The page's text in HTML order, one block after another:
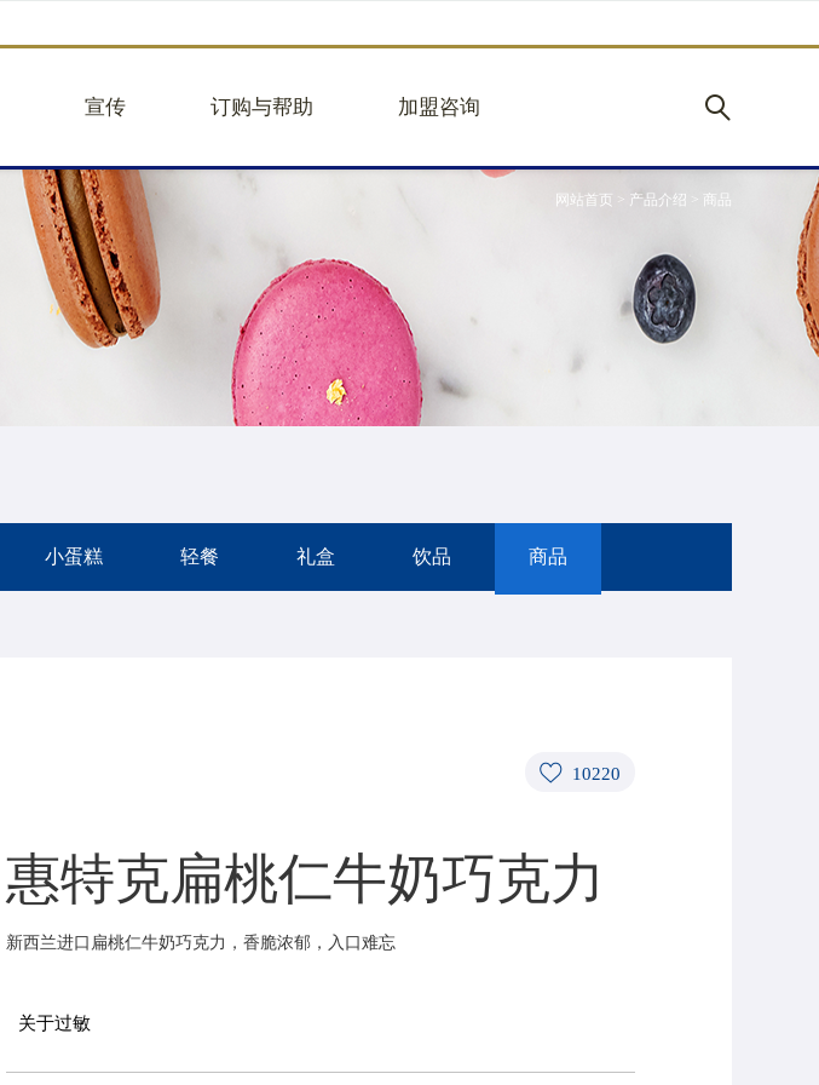
宣传
往期活动
往期新闻
品牌合作
订购与帮助
帮助中心
举报违规
加盟咨询
网站首页 > 产品介绍 > 商品
小蛋糕 轻餐 礼盒 饮品 商品
10220
惠特克扁桃仁牛奶巧克力
新西兰进口扁桃仁牛奶巧克力，香脆浓郁，入口难忘
关于过敏